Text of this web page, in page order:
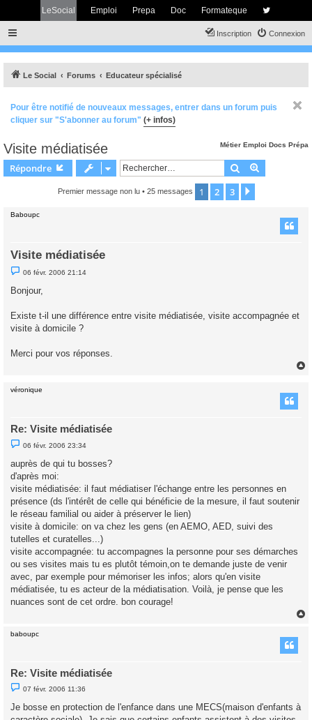
LeSocial Emploi Prepa Doc Formateque
Connexion
Inscription
Le Social Forums Educateur spécialisé
Pour être notifié de nouveaux messages, entrer dans un forum puis
cliquer sur "S'abonner au forum" (+ infos)
Métier Emploi Docs Prépa
Visite médiatisée
Répondre Rechercher
Premier message non lu• 25 messages 1 2 3
Baboupc
Visite médiatisée
M
e
s
g
e
n
l
06 févr. 2006 21:14
Bonjour,
Existe t-il une différence entre visite médiatisée, visite accompagnée et
visite à domicile ?
Merci pour vos réponses.
véronique
Re: Visite médiatisée
M
e
s
a
g
e
n
n
l
06 févr. 2006 23:34
auprès de qui tu bosses?
d'après moi:
visite médiatisée: il faut médiatiser l'échange entre les personnes en
présence (ds l'intérêt de celle qui bénéficie de la mesure, il faut soutenir
le réseau familial ou aider à préserver le lien)
visite à domicile: on va chez les gens (en AEMO, AED, suivi des
tutelles et curatelles...)
visite accompagnée: tu accompagnes la personne pour ses démarches
ou ses visites mais tu es plutôt témoin,on te demande juste de venir
avec, par exemple pour mémoriser les infos; alors qu'en visite
médiatisée, tu es acteur de la médiatisation. Voilà, je pense que les
nuances sont de cet ordre. bon courage!
baboupc
Re: Visite médiatisée
M
e
s
s
07 févr. 2006 11:36
Je bosse en protection de l'enfance dans une MECS(maison d'enfants à